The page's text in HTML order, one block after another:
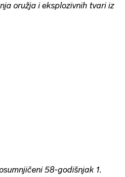
oružja i eksplozivnih tvari iz
58-godišnjak 1.